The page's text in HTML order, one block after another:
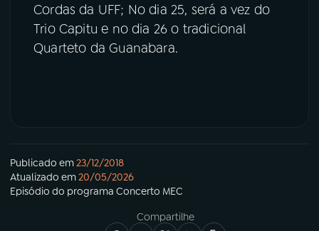
Cordas da UFF; No dia 25, será a vez do
Trio Capitu e no dia 26 o tradicional
Quarteto da Guanabara.
Publicado em23/12/2018
Atualizado em20/05/2026
Episódio do programa Concerto MEC
Compartilhe